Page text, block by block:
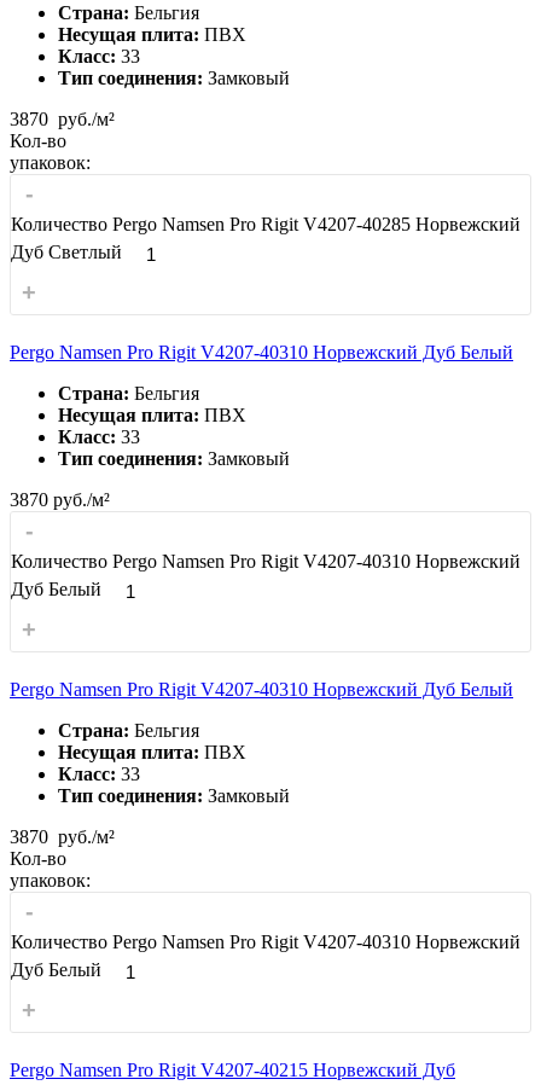
Страна: Бельгия
Несущая плита: ПВХ
Класс: 33
Тип соединения: Замковый
3870 руб./м²
Кол-во
упаковок:
-
Количество Pergo Namsen Pro Rigit V4207-40285 Норвежский
Дуб Светлый
+
Pergo Namsen Pro Rigit V4207-40310 Норвежский Дуб Белый
Страна: Бельгия
Несущая плита: ПВХ
Класс: 33
Тип соединения: Замковый
3870 руб./м²
-
Количество Pergo Namsen Pro Rigit V4207-40310 Норвежский
Дуб Белый
+
Pergo Namsen Pro Rigit V4207-40310 Норвежский Дуб Белый
Страна: Бельгия
Несущая плита: ПВХ
Класс: 33
Тип соединения: Замковый
3870 руб./м²
Кол-во
упаковок:
-
Количество Pergo Namsen Pro Rigit V4207-40310 Норвежский
Дуб Белый
+
Pergo Namsen Pro Rigit V4207-40215 Норвежский Дуб